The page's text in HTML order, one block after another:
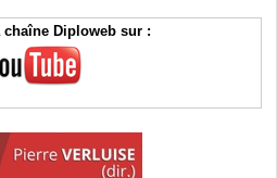
chaîne Diploweb sur :